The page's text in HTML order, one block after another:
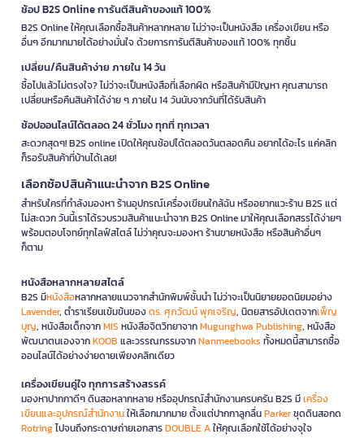
ช้อป B2S Online การันตีสินค้าของแท้ 100%
B2S Online ให้คุณเลือกซื้อสินค้าหลากหลาย ไม่ว่าจะเป็นหนังสือ เครื่องเขียน หรือ
อื่นๆ อีกมากมายได้อย่างมั่นใจ ด้วยการการันตีสินค้าของแท้ 100% ทุกชิ้น
เปลี่ยน/คืนสินค้าง่าย ภายใน 14 วัน
ซื้อไปแล้วไม่ตรงใจ? ไม่ว่าจะเป็นหนังสือที่เลือกผิด หรือสินค้ามีปัญหา คุณสามารถ
เปลี่ยนหรือคืนสินค้าได้ง่าย ๆ ภายใน 14 วันนับจากวันที่ได้รับสินค้า
ช้อปออนไลน์ได้ตลอด 24 ชั่วโมง ทุกที่ ทุกเวลา
สะดวกสุดๆ! B2S online เปิดให้คุณช้อปได้ตลอดวันตลอดคืน อยากได้อะไร แค่คลิก
ก็รอรับสินค้าที่บ้านได้เลย!
เลือกช้อปสินค้าแนะนำจาก B2S Online
สำหรับใครที่กำลังมองหา ร้านอุปกรณ์เครื่องเขียนใกล้ฉัน หรืออยากแวะร้าน B2S แต่
ไม่สะดวก วันนี้เราได้รวบรวมสินค้าแนะนำจาก B2S Online มาให้คุณเลือกสรรได้ง่ายๆ
พร้อมตอบโจทย์ทุกไลฟ์สไตล์ ไม่ว่าคุณจะมองหา ร้านขายหนังสือ หรือสินค้าอื่นๆ
ก็ตาม
หนังสือหลากหลายสไตล์
B2S มีหนังสือหลากหลายแนวจากสำนักพิมพ์ชั้นนำ ไม่ว่าจะเป็นนิยายยอดนิยมอย่าง
Lavender, ตำราเรียนเข้มข้นของดร. ศุภวัฒน์ พุกเจริญ, นิตยสารอัปเดตจากเพ็ญ
บุญ, หนังสือเด็กจากMIS หนังสือจิตวิทยาจากMugunghwa Publishing, หนังสือ
พัฒนาตนเองจากKOOB และวรรณกรรมจากNanmeebooks ทั้งหมดนี้สามารถซื้อ
ออนไลน์ได้อย่างง่ายดายเพียงคลิกเดียว
เครื่องเขียนคู่ใจ ทุกการสร้างสรรค์
มองหาปากกาดีๆ ดินสอหลากหลาย หรืออุปกรณ์สำนักงานครบครัน B2S มีเครื่อง
เขียนและอุปกรณ์สำนักงานให้เลือกมากมาย ตั้งแต่ปากกาลูกลื่นParkerชุดดินสอกด
Rotringไปจนถึงกระดาษถ่ายเอกสารDOUBLE Aให้คุณเลือกใช้ได้อย่างจุใจ